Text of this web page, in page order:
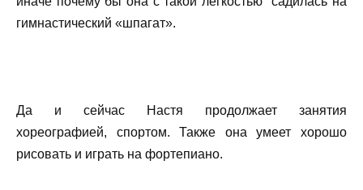
гимнастический «шпагат».
Да и сейчас Настя продолжает занятия
хореографией, спортом. Также она умеет хорошо
рисовать и играть на фортепиано.